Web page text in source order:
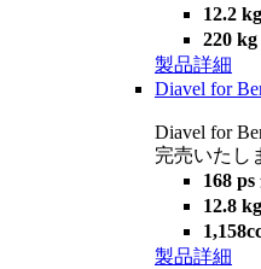
12.2
220 kg
製品詳細
Diavel for
Diavel for
完売いたし
168 ps
12.8
製品詳細